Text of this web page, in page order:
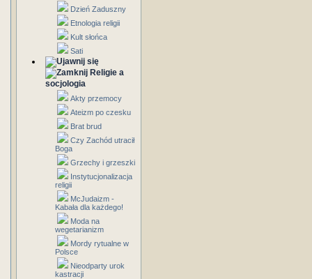
Dzień Zaduszny
Etnologia religii
Kult słońca
Sati
Religie a
socjologia
Akty przemocy
Ateizm po czesku
Brat brud
Czy Zachód utracił
Boga
Grzechy i grzeszki
Instytucjonalizacja
religii
McJudaizm -
Kabała dla każdego!
Moda na
wegetarianizm
Mordy rytualne w
Polsce
Nieodparty urok
kastracji